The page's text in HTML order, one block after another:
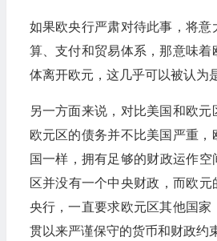
如果欧央行严肃对待此事，将
算、支付和贸易体系，那意味
体离开欧元，这几乎可以被认为
另一方面来说，对比美国和欧
欧元区的债务并不比美国严重
国一样，拥有足够的财政运作
区并没有一个中央财政，而欧元
央行，一直要求欧元区其他国家
贯以来严谨保守的货币和财政